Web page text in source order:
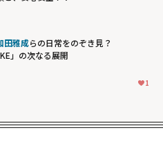
田雅成らの日常をのぞき見？
」の次なる展開
1